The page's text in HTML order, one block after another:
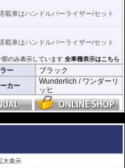
車はハンドルバーライザー/セット
車はハンドルバーライザー/セット
部のみ表示しています全車種表示はこちら
ー ブラック
カー
Wunderlich / ワンダーリ
ッヒ
大表示